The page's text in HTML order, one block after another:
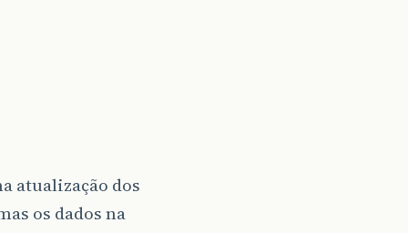
atualização dos
os dados na